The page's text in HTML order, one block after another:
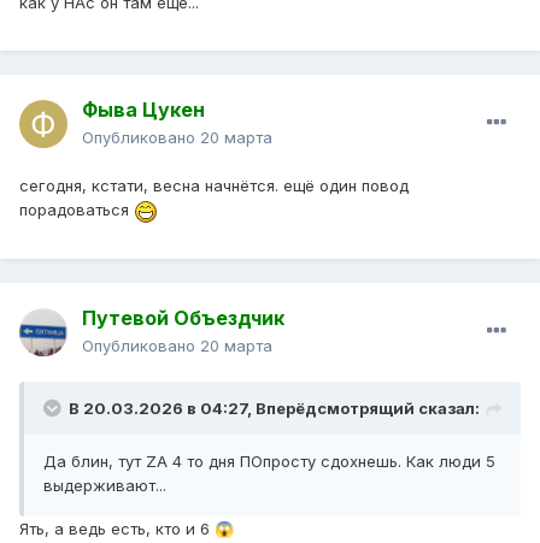
Фыва Цукен
Опубликовано 20 марта
сегодня, кстати, весна начнётся. ещё один повод
порадоваться
Путевой Объездчик
Опубликовано 20 марта
В 20.03.2026 в 04:27, Вперёдсмотрящий сказал:
Да блин, тут ZA 4 то дня ПОпросту сдохнешь. Как люди 5
выдерживают...
Ять, а ведь есть, кто и 6 😱